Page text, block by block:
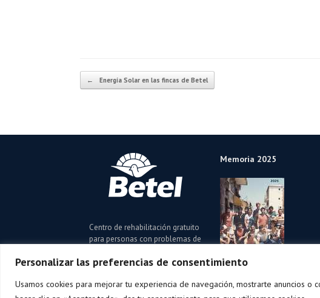
Personalizar las preferencias de consentimiento
Usamos cookies para mejorar tu experiencia de navegación, mostrarte anuncios o
Navegador de artículos
← Energía Solar en las fincas de Betel
Centro de rehabilitación gratuito
para personas con problemas de
en riesgo de exclusión social.
Memoria 2025